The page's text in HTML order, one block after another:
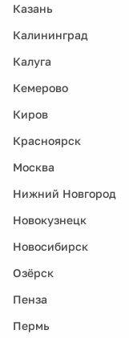
Казань
Калининград
Калуга
Кемерово
Киров
Красноярск
Москва
Нижний Новгород
Новокузнецк
Новосибирск
Озёрск
Пенза
Пермь